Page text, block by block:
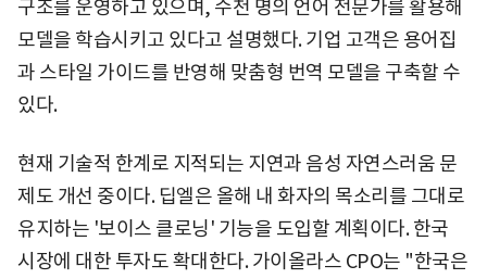
구조를 운영하고 있으며, 수천 명의 언어 전문가를 활용해
모델을 학습시키고 있다고 설명했다. 기업 고객은 용어집
과 스타일 가이드를 반영해 맞춤형 번역 모델을 구축할 수
있다.
현재 기술적 한계로 지적되는 지연과 음성 자연스러움 문
제도 개선 중이다. 딥엘은 올해 내 화자의 목소리를 그대로
유지하는 '보이스 클로닝' 기능을 도입할 계획이다. 한국
시장에 대한 투자도 확대한다. 가이올라스 CPO는 "한국은